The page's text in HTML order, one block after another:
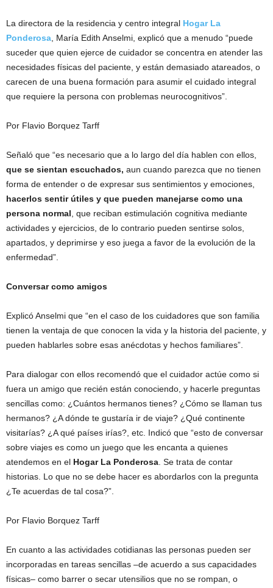
La directora de la residencia y centro integral Hogar La
Ponderosa , María Edith Anselmi, explicó que a menudo “puede
suceder que quien ejerce de cuidador se concentra en atender las
necesidades físicas del paciente, y están demasiado atareados, o
carecen de una buena formación para asumir el cuidado integral
que requiere la persona con problemas neurocognitivos”.
Por Flavio Borquez Tarff
Señaló que “es necesario que a lo largo del día hablen con ellos,
que se sientan escuchados, aun cuando parezca que no tienen
forma de entender o de expresar sus sentimientos y emociones,
hacerlos sentir útiles y que pueden manejarse como una
persona normal , que reciban estimulación cognitiva mediante
actividades y ejercicios, de lo contrario pueden sentirse solos,
apartados, y deprimirse y eso juega a favor de la evolución de la
enfermedad”.
Conversar como amigos
Explicó Anselmi que “en el caso de los cuidadores que son familia
tienen la ventaja de que conocen la vida y la historia del paciente, y
pueden hablarles sobre esas anécdotas y hechos familiares”.
Para dialogar con ellos recomendó que el cuidador actúe como si
fuera un amigo que recién están conociendo, y hacerle preguntas
sencillas como: ¿Cuántos hermanos tienes? ¿Cómo se llaman tus
hermanos? ¿A dónde te gustaría ir de viaje? ¿Qué continente
visitarías? ¿A qué países irías?, etc. Indicó que “esto de conversar
sobre viajes es como un juego que les encanta a quienes
atendemos en el Hogar La Ponderosa . Se trata de contar
historias. Lo que no se debe hacer es abordarlos con la pregunta
¿Te acuerdas de tal cosa?”.
Por Flavio Borquez Tarff
En cuanto a las actividades cotidianas las personas pueden ser
incorporadas en tareas sencillas –de acuerdo a sus capacidades
físicas– como barrer o secar utensilios que no se rompan, o